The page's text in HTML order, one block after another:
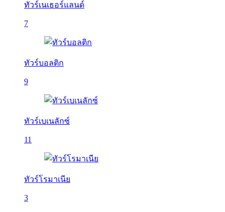
ทัวร์เนเธอร์แลนด์
7
ทัวร์บอลติก
9
ทัวร์เบเนลักซ์
11
ทัวร์โรมาเนีย
3